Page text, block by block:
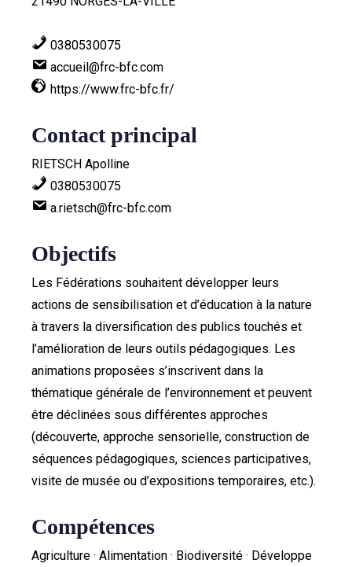
0380530075
accueil@frc-bfc.com
https://www.frc-bfc.fr/
Contact principal
RIETSCH Apolline
0380530075
a.rietsch@frc-bfc.com
Objectifs
Les Fédérations souhaitent développer leurs
actions de sensibilisation et d’éducation à la nature
à travers la diversification des publics touchés et
l’amélioration de leurs outils pédagogiques. Les
animations proposées s’inscrivent dans la
thématique générale de l’environnement et peuvent
être déclinées sous différentes approches
(découverte, approche sensorielle, construction de
séquences pédagogiques, sciences participatives,
visite de musée ou d’expositions temporaires, etc.).
Compétences
Agriculture · Alimentation · Biodiversité · Développe